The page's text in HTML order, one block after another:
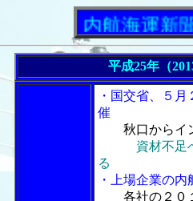
「内航海運新聞」ニ
平成25年（
・国交省、５
催
秋口からイ
資材不足
る
・上場企業の
各社の２０